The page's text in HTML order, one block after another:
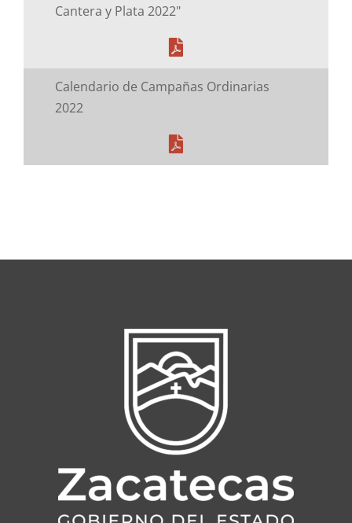
Cantera y Plata 2022"
Calendario de Campañas Ordinarias
2022